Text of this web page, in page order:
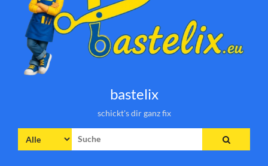
bastelix
schickt's dir ganz fix
nach: